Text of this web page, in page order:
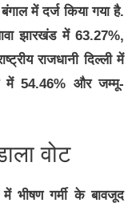
में दर्ज किया गया है.
झारखंड में 63.27%,
राजधानी दिल्ली में
में 54.46% और जम्मू-
वोट
गर्मी के बावजूद